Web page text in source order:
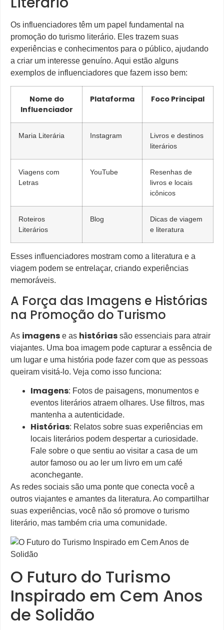
Os influenciadores têm um papel fundamental na
promoção do turismo literário. Eles trazem suas
experiências e conhecimentos para o público, ajudando
a criar um interesse genuíno. Aqui estão alguns
exemplos de influenciadores que fazem isso bem:
Nome do
Influenciador
Plataforma Foco Principal
Maria Literária Instagram
Livros e destinos
literários
Viagens com
Letras
YouTube
Resenhas de
livros e locais
icônicos
Roteiros
Literários
Blog
Dicas de viagem
e literatura
Esses influenciadores mostram como a literatura e a
viagem podem se entrelaçar, criando experiências
memoráveis.
A Força das Imagens e Histórias
na Promoção do Turismo
As imagens e as histórias são essenciais para atrair
viajantes. Uma boa imagem pode capturar a essência de
um lugar e uma história pode fazer com que as pessoas
queiram visitá-lo. Veja como isso funciona:
Imagens: Fotos de paisagens, monumentos e
eventos literários atraem olhares. Use filtros, mas
mantenha a autenticidade.
Histórias: Relatos sobre suas experiências em
locais literários podem despertar a curiosidade.
Fale sobre o que sentiu ao visitar a casa de um
autor famoso ou ao ler um livro em um café
aconchegante.
As redes sociais são uma ponte que conecta você a
outros viajantes e amantes da literatura. Ao compartilhar
suas experiências, você não só promove o turismo
literário, mas também cria uma comunidade.
O Futuro do Turismo
Inspirado em Cem Anos
de Solidão